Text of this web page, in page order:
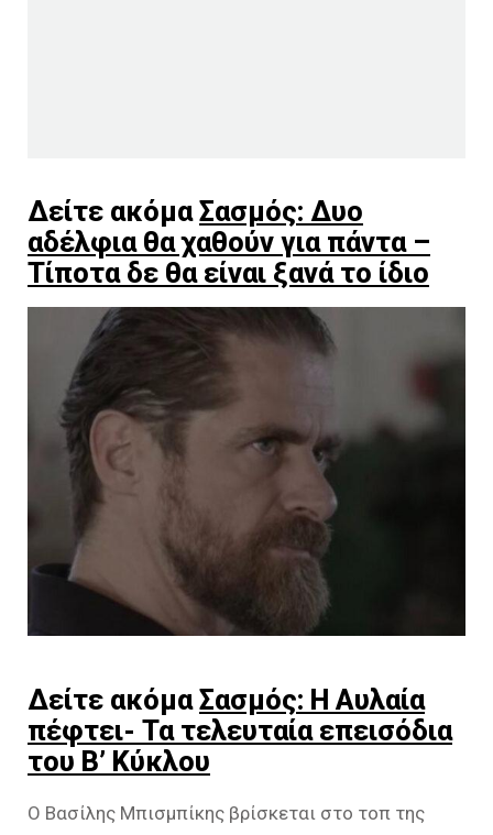
Δείτε ακόμαΣασμός: Δυο
αδέλφια θα χαθούν για πάντα –
Τίποτα δε θα είναι ξανά το ίδιο
Δείτε ακόμαΣασμός: Η Αυλαία
πέφτει- Τα τελευταία επεισόδια
του Β’ Κύκλου
Ο Βασίλης Μπισμπίκης βρίσκεται στο τοπ της